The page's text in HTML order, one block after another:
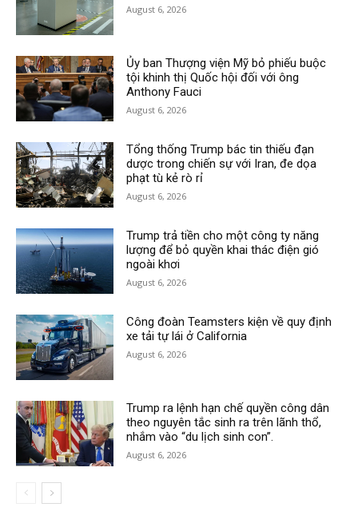
August 6, 2026
Ủy ban Thượng viện Mỹ bỏ phiếu buộc
tội khinh thị Quốc hội đối với ông
Anthony Fauci
August 6, 2026
Tổng thống Trump bác tin thiếu đạn
dược trong chiến sự với Iran, đe dọa
phạt tù kẻ rò rỉ
August 6, 2026
Trump trả tiền cho một công ty năng
lượng để bỏ quyền khai thác điện gió
ngoài khơi
August 6, 2026
Công đoàn Teamsters kiện về quy định
xe tải tự lái ở California
August 6, 2026
Trump ra lệnh hạn chế quyền công dân
theo nguyên tắc sinh ra trên lãnh thổ,
nhắm vào “du lịch sinh con”.
August 6, 2026